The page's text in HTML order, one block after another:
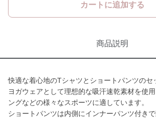
カートに追加する
商品説明
快適な着心地のTシャツとショートパンツのセ
ヨガウェアとして理想的な吸汗速乾素材を使
ングなどの様々なスポーツに適しています。
ショートパンツは内側にインナーパンツ付き